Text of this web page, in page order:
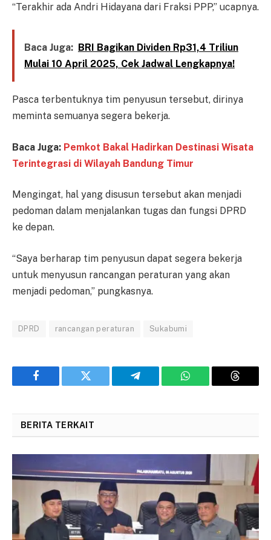
“Terakhir ada Andri Hidayana dari Fraksi PPP,” ucapnya.
Baca Juga: BRI Bagikan Dividen Rp31,4 Triliun
Mulai 10 April 2025, Cek Jadwal Lengkapnya!
Pasca terbentuknya tim penyusun tersebut, dirinya
meminta semuanya segera bekerja.
Baca Juga: Pemkot Bakal Hadirkan Destinasi Wisata
Terintegrasi di Wilayah Bandung Timur
Mengingat, hal yang disusun tersebut akan menjadi
pedoman dalam menjalankan tugas dan fungsi DPRD
ke depan.
“Saya berharap tim penyusun dapat segera bekerja
untuk menyusun rancangan peraturan yang akan
menjadi pedoman,” pungkasnya.
DPRD rancangan peraturan Sukabumi
Facebook Twitter Telegram WhatsApp Threads
BERITA TERKAIT